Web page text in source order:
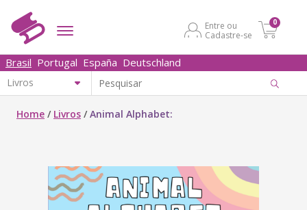
Entre ou
Cadastre-se
0
Brasil Portugal España Deutschland
Home / Livros /Animal Alphabet: